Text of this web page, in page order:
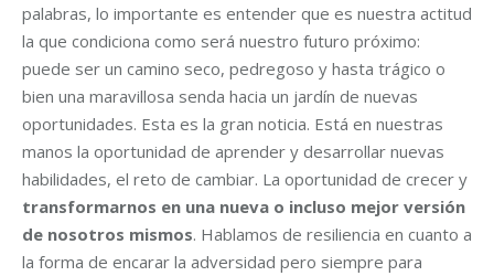
palabras, lo importante es entender que es nuestra actitud
la que condiciona como será nuestro futuro próximo:
puede ser un camino seco, pedregoso y hasta trágico o
bien una maravillosa senda hacia un jardín de nuevas
oportunidades. Esta es la gran noticia. Está en nuestras
manos la oportunidad de aprender y desarrollar nuevas
habilidades, el reto de cambiar. La oportunidad de crecer y
transformarnos en una nueva o incluso mejor versión
de nosotros mismos. Hablamos de resiliencia en cuanto a
la forma de encarar la adversidad pero siempre para